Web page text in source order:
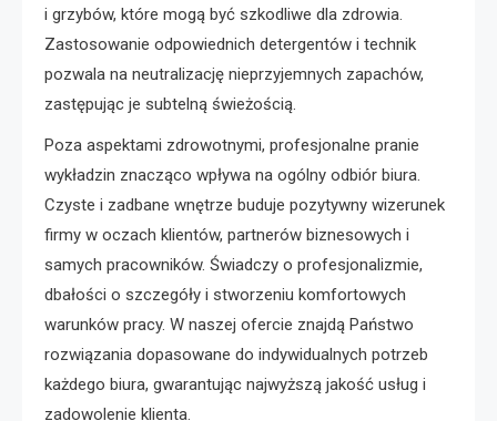
i grzybów, które mogą być szkodliwe dla zdrowia.
Zastosowanie odpowiednich detergentów i technik
pozwala na neutralizację nieprzyjemnych zapachów,
zastępując je subtelną świeżością.
Poza aspektami zdrowotnymi, profesjonalne pranie
wykładzin znacząco wpływa na ogólny odbiór biura.
Czyste i zadbane wnętrze buduje pozytywny wizerunek
firmy w oczach klientów, partnerów biznesowych i
samych pracowników. Świadczy o profesjonalizmie,
dbałości o szczegóły i stworzeniu komfortowych
warunków pracy. W naszej ofercie znajdą Państwo
rozwiązania dopasowane do indywidualnych potrzeb
każdego biura, gwarantując najwyższą jakość usług i
zadowolenie klienta.